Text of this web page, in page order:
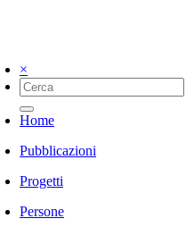
×
Home
Pubblicazioni
Progetti
Persone